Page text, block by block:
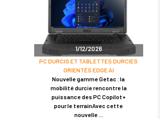
1/12/2026
PC DURCIS ET TABLETTES DURCIES
ORIENTÉS EDGE AI
Nouvelle gamme Getac : la
mobilité durcie rencontre la
puissance des PC Copilot+
pour le terrainAvec cette
nouvelle